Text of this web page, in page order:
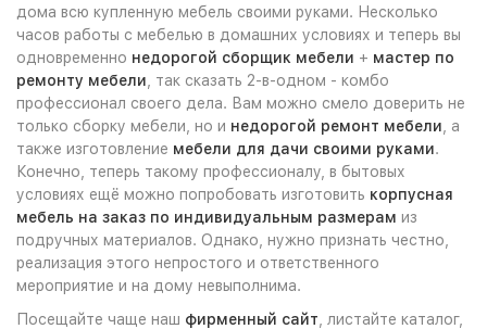
дома всю купленную мебель своими руками. Несколько
часов работы с мебелью в домашних условиях и теперь вы
одновременно недорогой сборщик мебели + мастер по
ремонту мебели , так сказать 2-в-одном - комбо
профессионал своего дела. Вам можно смело доверить не
только сборку мебели, но и недорогой ремонт мебели , а
также изготовление мебели для дачи своими руками.
Конечно, теперь такому профессионалу, в бытовых
условиях ещё можно попробовать изготовить корпусная
мебель на заказ по индивидуальным размерам из
подручных материалов. Однако, нужно признать честно,
реализация этого непростого и ответственного
мероприятие и на дому невыполнима.
Посещайте чаще наш фирменный сайт , листайте каталог,